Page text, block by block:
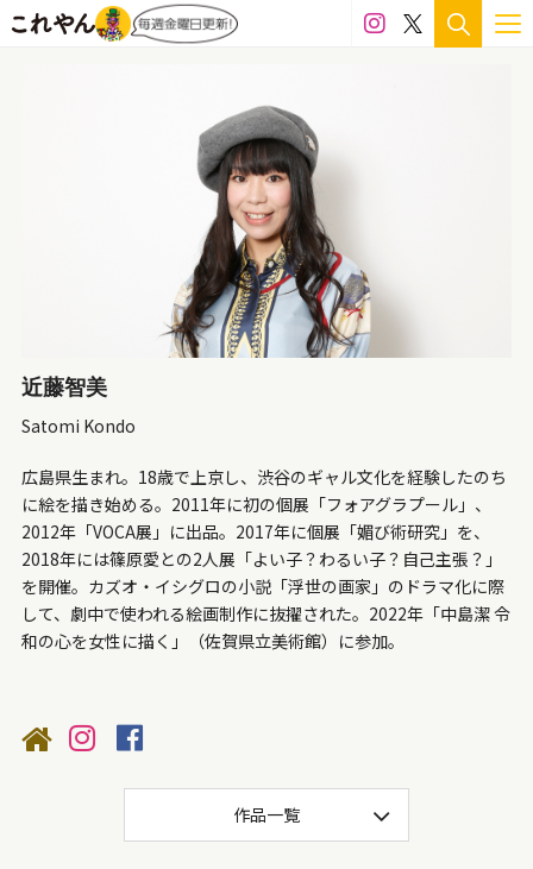
サイズ
500mm～700mm
200mm～300mm
50mm～100mm
淡色 薄緑 パール 肌色
茶色 ベージュ クリア パステル ビビッド
モダン シック モノトーン 黒 灰色 白
赤紫 紫 青紫 青 青緑 緑 黄緑
黄赤
近藤智美
Satomi Kondo
広島県生まれ。18歳で上京し、渋谷のギャル文化を経験したのち
に絵を描き始める。2011年に初の個展「フォアグラプール」、
2012年「VOCA展」に出品。2017年に個展「媚び術研究」を、
2018年には篠原愛との2人展「よい子？わるい子？自己主張？」
を開催。カズオ・イシグロの小説「浮世の画家」のドラマ化に際
して、劇中で使われる絵画制作に抜擢された。2022年「中島潔 令
和の心を女性に描く」（佐賀県立美術館）に参加。
作品一覧